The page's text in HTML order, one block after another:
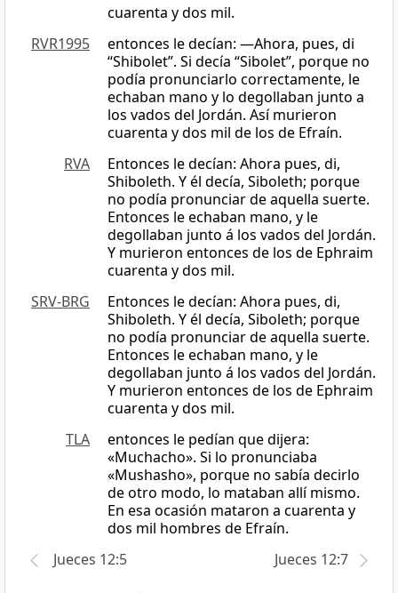
cuarenta y dos mil.
RVR1995
entonces le decían: —Ahora, pues, di
“Shibolet”. Si decía “Sibolet”, porque no
podía pronunciarlo correctamente, le
echaban mano y lo degollaban junto a
los vados del Jordán. Así murieron
cuarenta y dos mil de los de Efraín.
RVA
Entonces le decían: Ahora pues, di,
Shiboleth. Y él decía, Siboleth; porque
no podía pronunciar de aquella suerte.
Entonces le echaban mano, y le
degollaban junto á los vados del Jordán.
Y murieron entonces de los de Ephraim
cuarenta y dos mil.
SRV-BRG
Entonces le decían: Ahora pues, di,
Shiboleth. Y él decía, Siboleth; porque
no podía pronunciar de aquella suerte.
Entonces le echaban mano, y le
degollaban junto á los vados del Jordán.
Y murieron entonces de los de Ephraim
cuarenta y dos mil.
TLA
entonces le pedían que dijera:
«Muchacho». Si lo pronunciaba
«Mushasho», porque no sabía decirlo
de otro modo, lo mataban allí mismo.
En esa ocasión mataron a cuarenta y
dos mil hombres de Efraín.
Jueces 12:5
Jueces 12:7